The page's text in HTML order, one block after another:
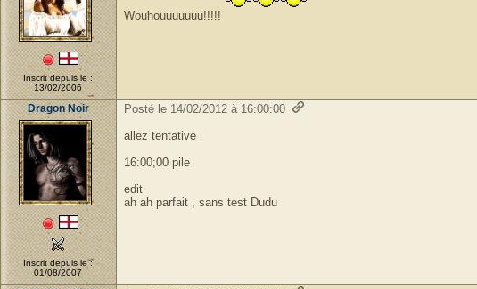
Inscrit depuis le :
13/02/2006
Wouhouuuuuuu!!!!!
Dragon Noir
Inscrit depuis le :
01/08/2007
Posté le 14/02/2012 à 16:00:00
allez tentative
16:00;00 pile
edit
ah ah parfait , sans test Dudu